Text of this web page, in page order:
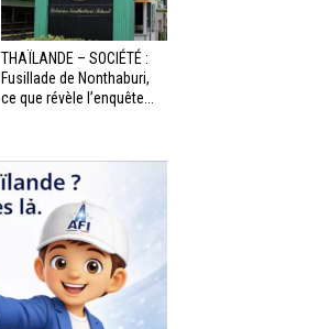
THAÏLANDE – SOCIÉTÉ :
Fusillade de Nonthaburi,
ce que révèle l’enquête...